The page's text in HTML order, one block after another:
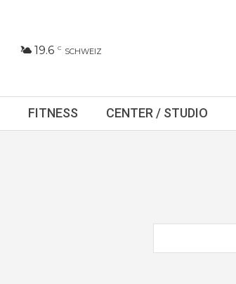
19.6 C SCHWEIZ
FITNESS CENTER / STUDIO